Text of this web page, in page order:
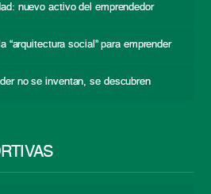
nuevo activo del emprendedor
“arquitectura social” para emprender
no se inventan, se descubren